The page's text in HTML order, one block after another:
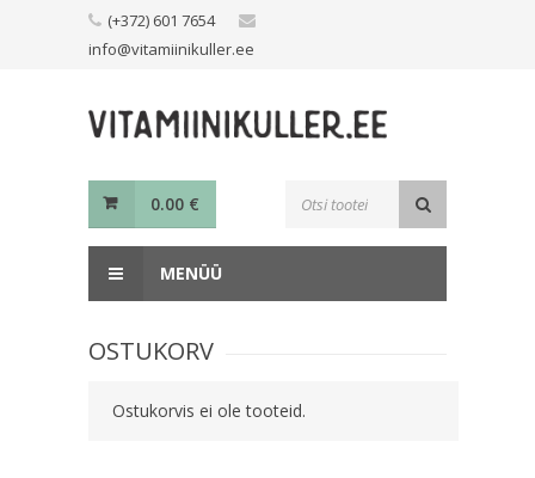
(+372) 601 7654
info@vitamiinikuller.ee
0.00 €
MENÜÜ
OSTUKORV
Ostukorvis ei ole tooteid.